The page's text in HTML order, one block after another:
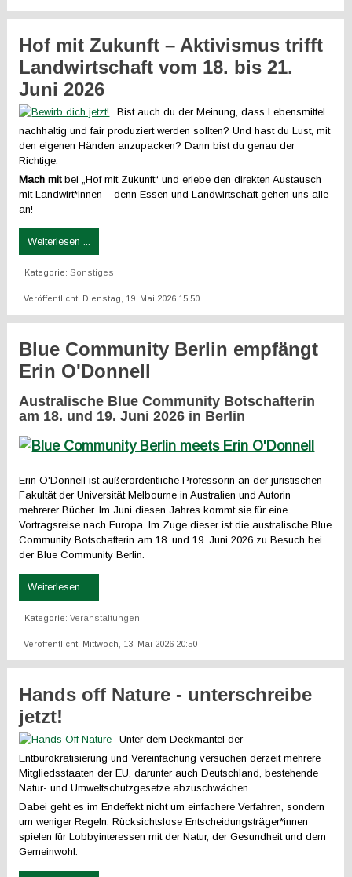
Hof mit Zukunft – Aktivismus trifft
Landwirtschaft vom 18. bis 21.
Juni 2026
Bist auch du der Meinung, dass Lebensmittel
nachhaltig und fair produziert werden sollten? Und hast du Lust, mit
den eigenen Händen anzupacken? Dann bist du genau der
Richtige:
Mach mitbei „Hof mit Zukunft“ und erlebe den direkten Austausch
mit Landwirt*innen – denn Essen und Landwirtschaft gehen uns alle
an!
Weiterlesen ...
Kategorie:Sonstiges
Veröffentlicht: Dienstag, 19. Mai 2026 15:50
Blue Community Berlin empfängt
Erin O'Donnell
Australische Blue Community Botschafterin
am 18. und 19. Juni 2026 in Berlin
Erin O'Donnell ist außerordentliche Professorin an der juristischen
Fakultät der Universität Melbourne in Australien und Autorin
mehrerer Bücher. Im Juni diesen Jahres kommt sie für eine
Vortragsreise nach Europa. Im Zuge dieser ist die australische Blue
Community Botschafterin am 18. und 19. Juni 2026 zu Besuch bei
der Blue Community Berlin.
Weiterlesen ...
Kategorie:Veranstaltungen
Veröffentlicht: Mittwoch, 13. Mai 2026 20:50
Hands off Nature - unterschreibe
jetzt!
Unter dem Deckmantel der
Entbürokratisierung und Vereinfachung versuchen derzeit mehrere
Mitgliedsstaaten der EU, darunter auch Deutschland, bestehende
Natur- und Umweltschutzgesetze abzuschwächen.
Dabei geht es im Endeffekt nicht um einfachere Verfahren, sondern
um weniger Regeln. Rücksichtslose Entscheidungsträger*innen
spielen für Lobbyinteressen mit der Natur, der Gesundheit und dem
Gemeinwohl.